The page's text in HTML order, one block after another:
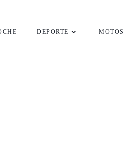
DEPORTE MOTOS